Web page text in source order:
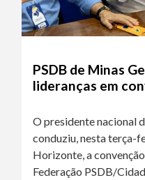
PSDB de Minas
lideranças em
O presidente nacional
conduziu, nesta terça-
Horizonte, a
Federação PSDB/